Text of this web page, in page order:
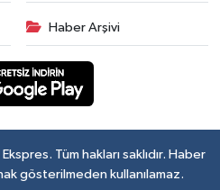
Haber Arşivi
Tüm hakları saklıdır. Haber
gösterilmeden kullanılamaz.